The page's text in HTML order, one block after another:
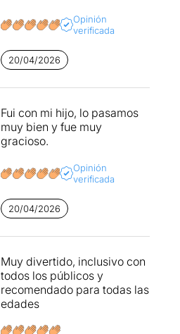
Opinión
verificada
20/04/2026
Fui con mi hijo, lo pasamos
muy bien y fue muy
gracioso.
Opinión
verificada
20/04/2026
Muy divertido, inclusivo con
todos los públicos y
recomendado para todas las
edades